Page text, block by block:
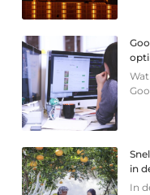
in
In